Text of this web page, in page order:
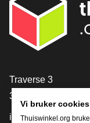
Traverse 3
3905 NL
Vi bruker cookies
Thuiswinkel.org